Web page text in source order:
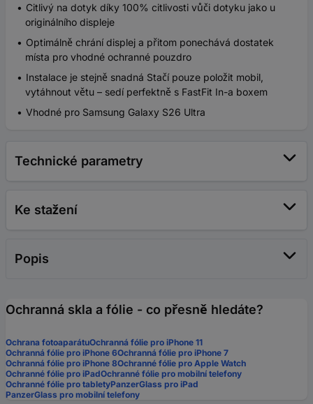
Citlivý na dotyk díky 100% citlivosti vůči dotyku jako u
originálního displeje
Optimálně chrání displej a přitom ponechává dostatek
místa pro vhodné ochranné pouzdro
Instalace je stejně snadná Stačí pouze položit mobil,
vytáhnout větu – sedí perfektně s FastFit In-a boxem
Vhodné pro Samsung Galaxy S26 Ultra
Technické parametry
Ke stažení
Popis
Ochranná skla a fólie - co přesně hledáte?
Ochrana fotoaparátuOchranná fólie pro iPhone 11
Ochranná fólie pro iPhone 6Ochranná fólie pro iPhone 7
Ochranná fólie pro iPhone 8Ochranné fólie pro Apple Watch
Ochranné fólie pro iPadOchranné fólie pro mobilní telefony
Ochranné fólie pro tabletyPanzerGlass pro iPad
PanzerGlass pro mobilní telefony